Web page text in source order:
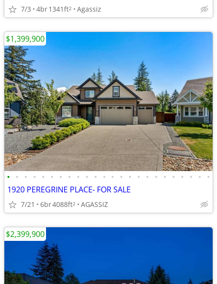
7/3 4br1341ft2 Agassiz
• • • • • • • • • • • • • • • • • • • • • • • •
1920 PEREGRINE PLACE- FOR SALE
7/21 6br4088ft2 AGASSIZ
$1,399,900
$2,399,900